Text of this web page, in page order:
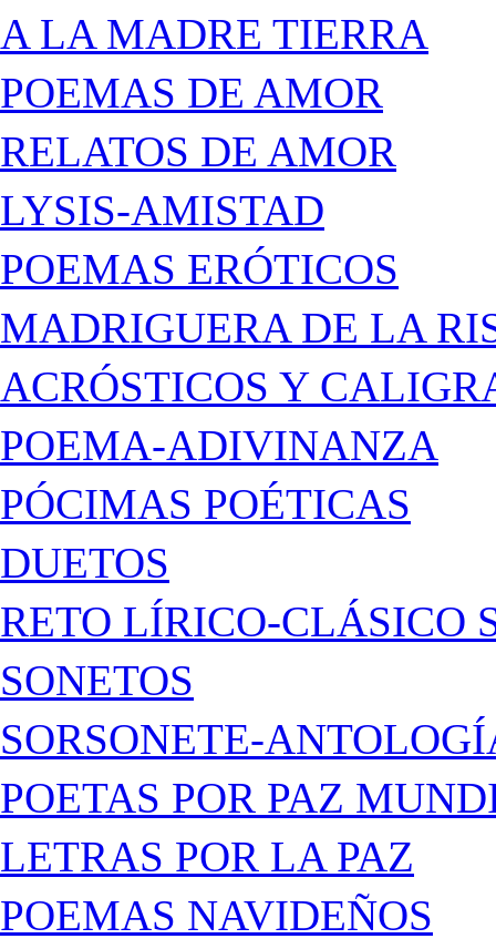
A LA MADRE TIERRA
POEMAS DE AMOR
RELATOS DE AMOR
LYSIS-AMISTAD
POEMAS ERÓTICOS
MADRIGUERA DE LA
ACRÓSTICOS Y
POEMA-ADIVINANZA
PÓCIMAS POÉTICAS
DUETOS
RETO LÍRICO-CLÁSICO
SONETOS
SORSONETE-
POETAS POR PAZ
LETRAS POR LA PAZ
POEMAS NAVIDEÑOS